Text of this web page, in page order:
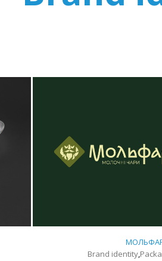
Brand identity,